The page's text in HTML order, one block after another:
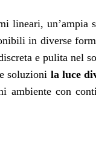
lineari, un’ampia
in diverse
e pulita nel
soluzioni la luce
ambiente con